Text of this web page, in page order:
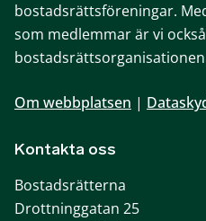
bostadsrättsföreningar.
som medlemmar är vi
Om webbplatsen |
Kontakta oss
Bostadsrätterna
Drottninggatan 25